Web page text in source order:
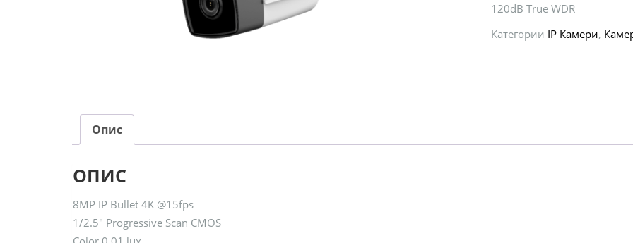
120dB True WDR
Категории IP Камери,
Опис
ОПИС
8MP IP Bullet 4K @15fps
1/2.5″ Progressive Scan CMOS